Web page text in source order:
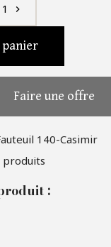
1 chevron_right
panier
Faire une offre
140-Casimir
produits
: